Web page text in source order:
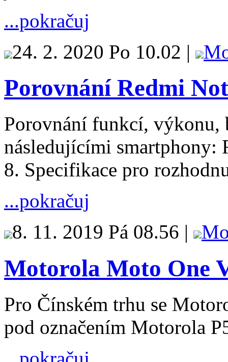
...pokračuj
24. 2. 2020 Po 10.02 |
Porovnání Redmi
Porovnání funkcí, výkonu,
následujícími smartphony:
8. Specifikace pro
...pokračuj
8. 11. 2019 Pá 08.56 |
Motorola Moto One
Pro Čínském trhu se
pod označením Motorola